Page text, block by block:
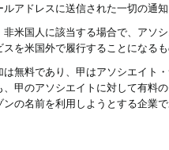
アドレスに送信された一切の通
米国人に該当する場合で、アソ
を米国外で履行することになる
無料であり、甲はアソシエイト
甲のアソシエイトに対して有料
の名前を利用しようとする企業